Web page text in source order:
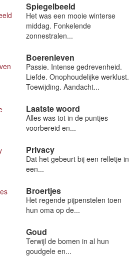
Spiegelbeeld
Het was een mooie winterse
middag. Fonkelende
zonnestralen...
Boerenleven
Passie. Intense gedrevenheid.
Liefde. Onophoudelijke werklust.
Toewijding. Aandacht...
Laatste woord
Alles was tot in de puntjes
voorbereid en...
Privacy
Dat het gebeurt bij een relletje in
een...
Broertjes
Het regende pijpenstelen toen
hun oma op de...
Goud
Terwijl de bomen in al hun
goudgele en...